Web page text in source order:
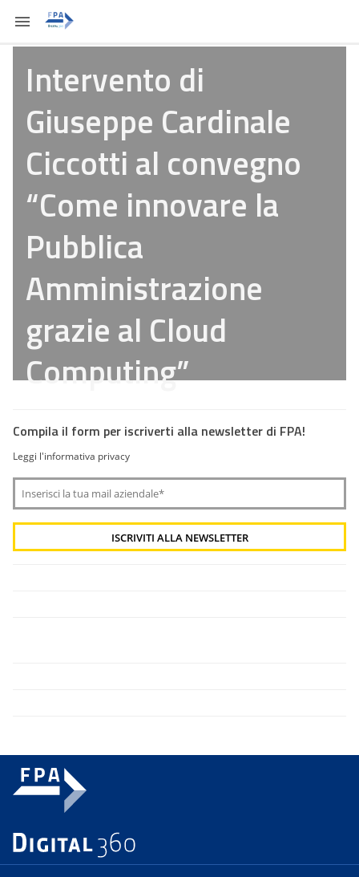
Intervento di
Giuseppe Cardinale
Ciccotti al convegno
“Come innovare la
Pubblica
Amministrazione
grazie al Cloud
Computing”
Compila il form per iscriverti alla newsletter di FPA!
Leggi l'informativa privacy